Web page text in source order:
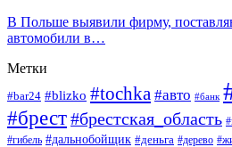
В Польше выявили фирму,
автомобили в…
Метки
#bar24 #blizko #tochka #авто #банк
#брест#брестская_область
#гибель #дальнобойщик #деньга #дерево